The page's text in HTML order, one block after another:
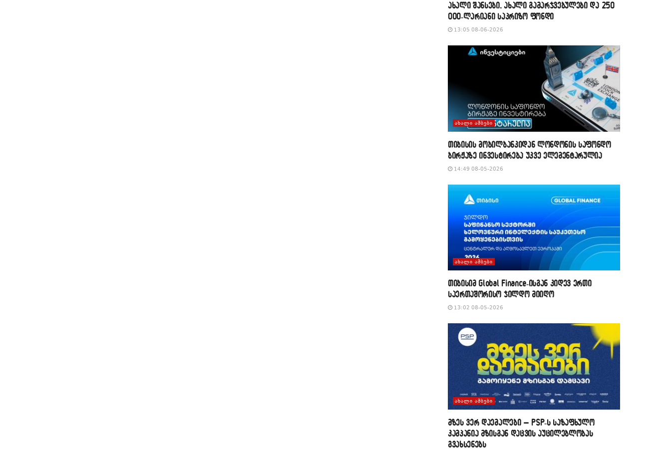
ახალი შანსები, ახალი გამარჯვებულები და 250
000-ლარიანი საპრიზო ფონდი
13:05 08-06-2026
ᲐᲮᲐᲚᲘ ᲐᲛᲑᲔᲑᲘ
თიბისის მობილბანკიდან ლონდონის საფონდო
ბირჟაზე ინვესტირება უკვე ელემენტარულია
14:49 08-05-2026
ᲐᲮᲐᲚᲘ ᲐᲛᲑᲔᲑᲘ
თიბისიმ Global Finance-ისგან კიდევ ერთი
საერთაშორისო ჯილდო მიიღო
13:02 08-05-2026
ᲐᲮᲐᲚᲘ ᲐᲛᲑᲔᲑᲘ
მზეს ვერ დაემალები – PSP-ს საზაფხულო
კამპანია მზისგან დაცვის აუცილებლობას
გვახსენებს